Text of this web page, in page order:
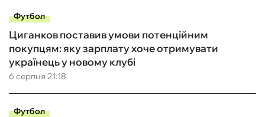
Футбол
6 серпня 21:18
Циганков поставив умови потенційним
покупцям: яку зарплату хоче отримувати
українець у новому клубі
Футбол